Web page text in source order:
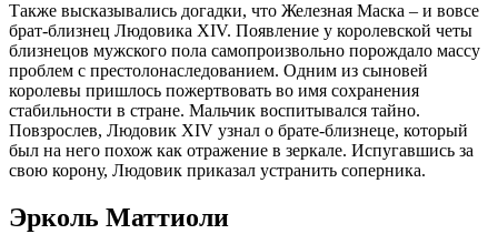
Также высказывались догадки, что Железная Маска – и вовсе
брат-близнец Людовика XIV. Появление у королевской четы
близнецов мужского пола самопроизвольно порождало массу
проблем с престолонаследованием. Одним из сыновей
королевы пришлось пожертвовать во имя сохранения
стабильности в стране. Мальчик воспитывался тайно.
Повзрослев, Людовик XIV узнал о брате-близнеце, который
был на него похож как отражение в зеркале. Испугавшись за
свою корону, Людовик приказал устранить соперника.
Эрколь Маттиоли